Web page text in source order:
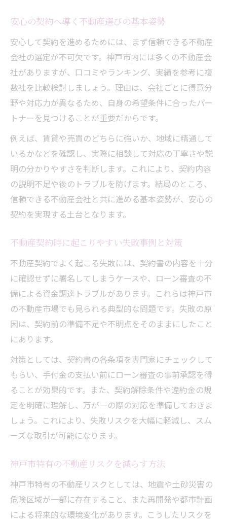
トラブルを防ぐための事前質問リスト作成
重要事項説明をしっかり理解する秘訣
重要事項説明で必ず確認したい不動産要素
神戸市の不動産契約で役立つ説明理解法
面積・抵当権・法令制限の要点を押さえる
宅地建物取引士の説明内容で安心を確保
疑問点は不動産会社に納得するまで質問を
安心の契約へ導く不動産選びの基本姿勢
安心して契約を進めるためには、まず信頼できる不動産
会社の選定が不可欠です。神戸市内には多くの不動産会
社がありますが、口コミやランキング、実績を参考に複
数社を比較検討しましょう。理由は、会社ごとに得意分
野や対応力が異なるため、自身の希望条件に合ったパー
トナーを見つけることが重要だからです。
例えば、賃貸や売買のどちらに強いか、地域に精通して
いるかなどを確認し、実際に相談して対応の丁寧さや説
明の分かりやすさを判断します。これにより、契約内容
の説明不足や後のトラブルを防げます。結局のところ、
信頼できる不動産会社と共に進める基本姿勢が、安心の
契約を実現する土台となります。
不動産契約時に起こりやすい失敗事例と対策
不動産契約でよく起こる失敗には、契約書の内容を十分
に確認せずに署名してしまうケースや、ローン審査の不
備による資金調達トラブルがあります。これらは神戸市
の不動産市場でも見られる典型的な問題です。失敗の原
因は、契約前の準備不足や不明点をそのままにしたこと
にあります。
対策としては、契約書の各条項を専門家にチェックして
もらい、手付金の支払い前にローン審査の事前承認を得
ることが効果的です。また、契約解除条件や違約金の規
定を明確に理解し、万が一の際の対応を準備しておきま
しょう。これにより、失敗リスクを大幅に軽減し、スム
ーズな取引が可能になります。
神戸市特有の不動産リスクを減らす方法
神戸市特有の不動産リスクとしては、地震や土砂災害の
危険区域が一部に存在すること、また再開発や都市計画
による将来的な環境変化があります。こうしたリスクを